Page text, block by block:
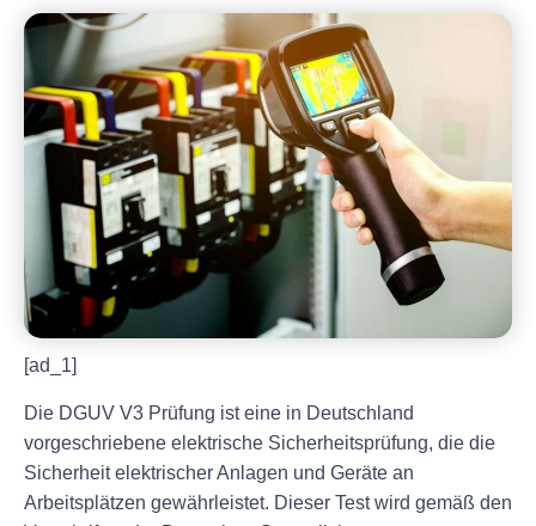
[ad_1]
Die DGUV V3 Prüfung ist eine in Deutschland
vorgeschriebene elektrische Sicherheitsprüfung, die die
Sicherheit elektrischer Anlagen und Geräte an
Arbeitsplätzen gewährleistet. Dieser Test wird gemäß den